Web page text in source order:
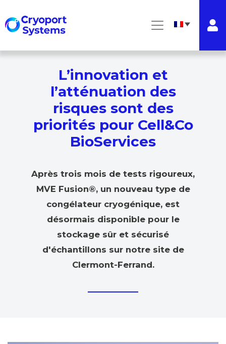
L’innovation et
l’atténuation des
risques sont des
priorités pour Cell&Co
BioServices
Après trois mois de tests rigoureux,
MVE Fusion®, un nouveau type de
congélateur cryogénique, est
désormais disponible pour le
stockage sûr et sécurisé
d'échantillons sur notre site de
Clermont-Ferrand.